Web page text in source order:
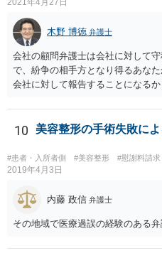
2021年4月27日
木野 博徳 弁護士
会社の顧問弁護士は会社に対して
で、紛争の相手方となり得るあな
会社に対して報告することになる
ってはあるかもしれませんが、相
利益相反の問題が生じうるのでそ
しいという要望を受け容れる弁護
社内の部署に相談した場合につい
に相談した上で、事案の見通し等
合は、通常、会社が隠蔽のため過
10 美容整形の手術失敗に
#患者・入所者側 #美容整形 #慰謝料請
2019年4月3日
内藤 政信 弁護士
その地域で医療過誤の経験のある